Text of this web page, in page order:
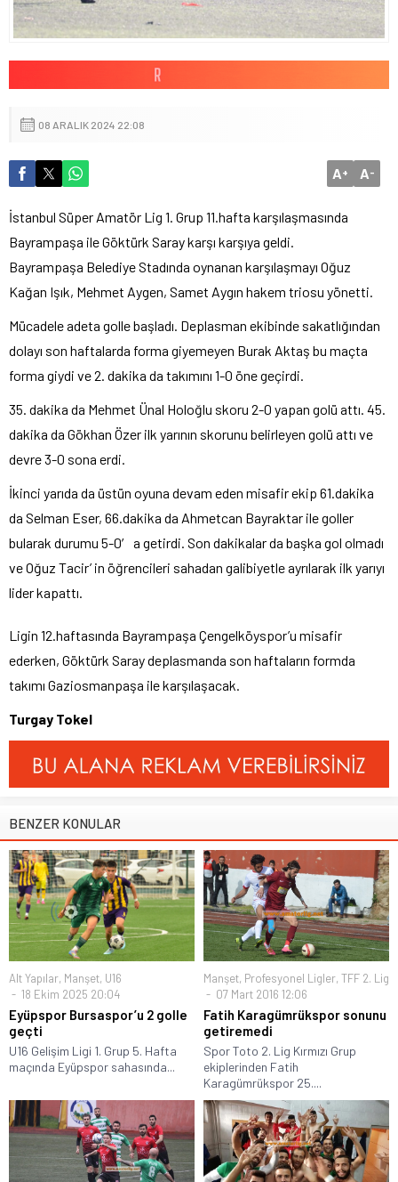
08 ARALIK 2024 22:08
A+ A-
İstanbul Süper Amatör Lig 1. Grup 11.hafta karşılaşmasında
Bayrampaşa ile Göktürk Saray karşı karşıya geldi.
Bayrampaşa Belediye Stadında oynanan karşılaşmayı Oğuz
Kağan Işık, Mehmet Aygen, Samet Aygın hakem triosu yönetti.
Mücadele adeta golle başladı. Deplasman ekibinde sakatlığından
dolayı son haftalarda forma giyemeyen Burak Aktaş bu maçta
forma giydi ve 2. dakika da takımını 1-0 öne geçirdi.
35. dakika da Mehmet Ünal Holoğlu skoru 2-0 yapan golü attı. 45.
dakika da Gökhan Özer ilk yarının skorunu belirleyen golü attı ve
devre 3-0 sona erdi.
İkinci yarıda da üstün oyuna devam eden misafir ekip 61.dakika
da Selman Eser, 66.dakika da Ahmetcan Bayraktar ile goller
bularak durumu 5-0′ a getirdi. Son dakikalar da başka gol olmadı
ve Oğuz Tacir’ in öğrencileri sahadan galibiyetle ayrılarak ilk yarıyı
lider kapattı.
Ligin 12.haftasında Bayrampaşa Çengelköyspor’u misafir
ederken, Göktürk Saray deplasmanda son haftaların formda
takımı Gaziosmanpaşa ile karşılaşacak.
Turgay Tokel
BENZER KONULAR
Alt Yapılar, Manşet, U16
18 Ekim 2025 20:04
Eyüpspor Bursaspor’u 2 golle
geçti
U16 Gelişim Ligi 1. Grup 5. Hafta
maçında Eyüpspor sahasında...
Manşet, Profesyonel Ligler, TFF 2. Lig
07 Mart 2016 12:06
Fatih Karagümrükspor sonunu
getiremedi
Spor Toto 2. Lig Kırmızı Grup
ekiplerinden Fatih
Karagümrükspor 25....